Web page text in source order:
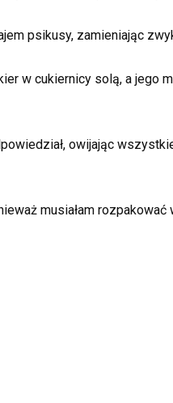
psikusy, zamieniając
w cukiernicy solą, a jego
owijając
musiałam